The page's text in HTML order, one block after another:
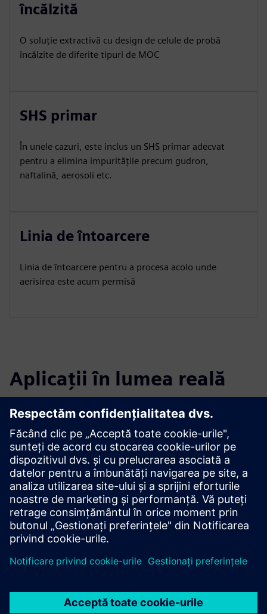
încălzită
O soluție extractivă cu design de celule de probă
încălzite de diferite tipuri de MOC
SHS primar
În unele cazuri, este inclus un SHS primar adecvat
pentru a elimina impuritățile precum gudron,
naftalină, aerosoli etc.
Linia de întoarcere
Linia de întoarcere pentru a procesa acolo unde
aerisirea este acum permisă
Aplicații în lumea reală
Select...
Eșapament motor
În industria auto, testarea gazelor de eșapament a
motorului necesită soluții extractive